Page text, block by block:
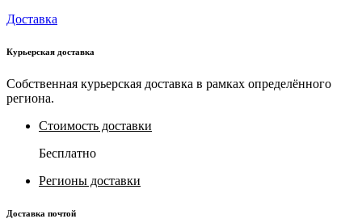
Доставка
Курьерская доставка
Собственная курьерская доставка в рамках определённого
региона.
Стоимость доставки
Бесплатно
Регионы доставки
Доставка почтой